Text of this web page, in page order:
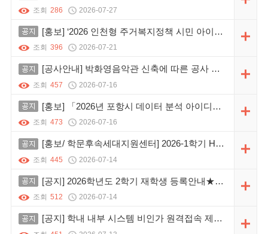
조회 286 2026-07-27
공지 [홍보] ‘2026 인천형 주거복지정책 시민 아이디어 공모전’ 안내
조회 396 2026-07-21
공지 [공사안내] 박화영음악관 신축에 따른 공사 안내
조회 457 2026-07-16
공지 [홍보] 「2026년 포항시 데이터 분석 아이디어 공모전」안내
조회 473 2026-07-16
공지 [홍보/ 학문후속세대지원센터] 2026-1학기 HY-BK21 프로그램 수기 공모전(HY-START) 안내
조회 445 2026-07-14
공지 [공지] 2026학년도 2학기 재학생 등록안내★★★★★
조회 512 2026-07-14
공지 [공지] 학내 내부 시스템 비인가 원격접속 제한 및 한양 VPN 사용 안내